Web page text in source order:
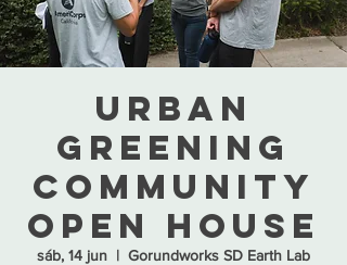
Urban
Greening
Community
Open House
sáb, 14 jun
  |
Gorundworks SD Earth Lab